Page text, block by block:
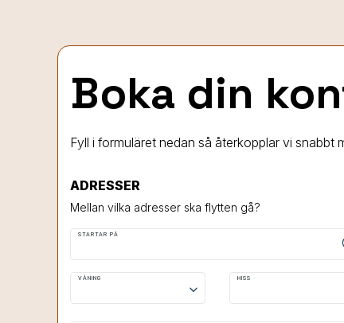
Boka din
Fyll i formuläret nedan så återkopplar vi snabbt
ADRESSER
Mellan vilka adresser ska flytten gå?
STARTAR PÅ
VÅNING
keyboard_arrow_down
HISS